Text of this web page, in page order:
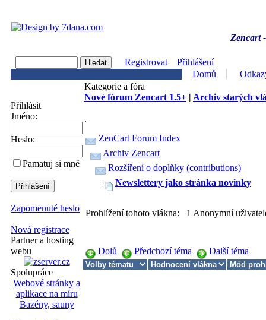
Zencart
Registrovat
Přihlášení
Domů
Přihlásit
Jméno:
Heslo:
Pamatuj si mně
Zapomenuté heslo
Nová registrace
Partner a hosting
webu
Spolupráce
Webové stránky a
aplikace na míru
Bazény, sauny
Kategorie a fóra
Nové fórum Zencart 1.5+ | Archiv starých
.
ZenCart Forum Index
Archiv Zencart
Rozšíření o doplňky (contributions)
Newslettery jako stránka novinky
Prohlížení tohoto vlákna: 1 Anonymní
Dolů Předchozí téma Další téma